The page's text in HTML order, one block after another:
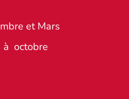
et Mars
à octobre